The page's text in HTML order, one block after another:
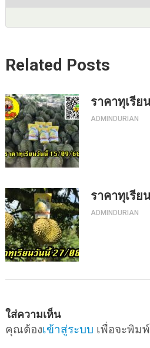
Related Posts
ราคาทุเรีย
ADMINDURIAN
ราคาทุเรีย
ADMINDURIAN
ใส่ความเห็น
คุณต้องเข้าสู่ระบบ เพื่อจะพิม